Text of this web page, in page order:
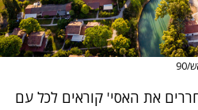
את האסי' קוראים לכל עם